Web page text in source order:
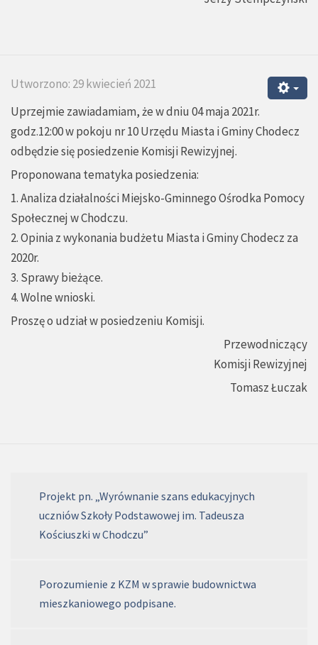
Utworzono: 29 kwiecień 2021
Uprzejmie zawiadamiam, że w dniu 04 maja 2021r.
godz.12:00 w pokoju nr 10 Urzędu Miasta i Gminy Chodecz
odbędzie się posiedzenie Komisji Rewizyjnej.
Proponowana tematyka posiedzenia:
1. Analiza działalności Miejsko-Gminnego Ośrodka Pomocy
Społecznej w Chodczu.
2. Opinia z wykonania budżetu Miasta i Gminy Chodecz za
2020r.
3. Sprawy bieżące.
4. Wolne wnioski.
Proszę o udział w posiedzeniu Komisji.
Przewodniczący
Komisji Rewizyjnej
Tomasz Łuczak
Projekt pn. „Wyrównanie szans edukacyjnych
uczniów Szkoły Podstawowej im. Tadeusza
Kościuszki w Chodczu”
Porozumienie z KZM w sprawie budownictwa
mieszkaniowego podpisane.